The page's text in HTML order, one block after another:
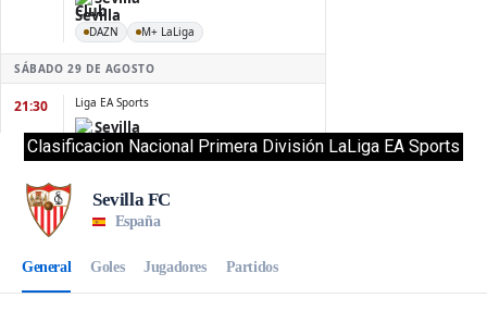
Clasificacion Nacional Primera División LaLiga EA Sports